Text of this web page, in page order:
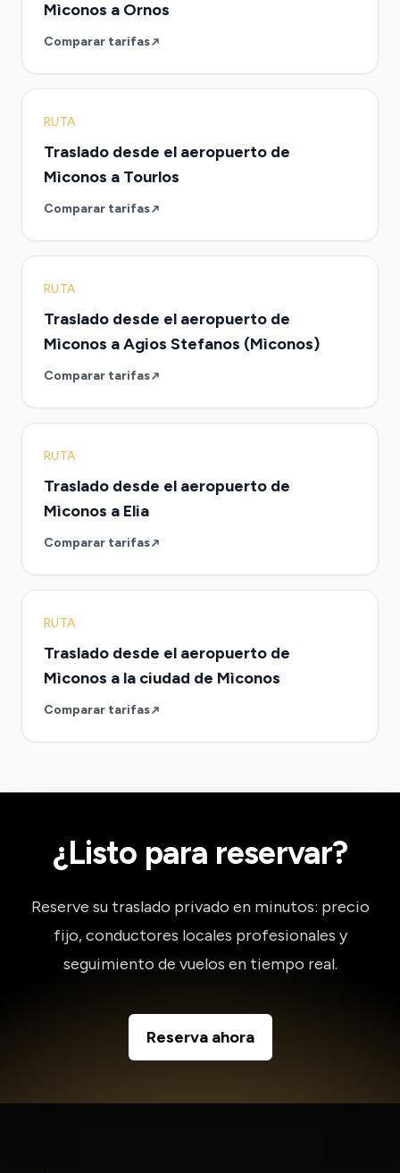
Mìconos a Ornos
Comparar tarifas
RUTA
Traslado desde el aeropuerto de
Mìconos a Tourlos
Comparar tarifas
RUTA
Traslado desde el aeropuerto de
Mìconos a Agios Stefanos (Mìconos)
Comparar tarifas
RUTA
Traslado desde el aeropuerto de
Mìconos a Elia
Comparar tarifas
RUTA
Traslado desde el aeropuerto de
Mìconos a la ciudad de Mìconos
Comparar tarifas
¿Listo para reservar?
Reserve su traslado privado en minutos: precio
fijo, conductores locales profesionales y
seguimiento de vuelos en tiempo real.
Reserva ahora